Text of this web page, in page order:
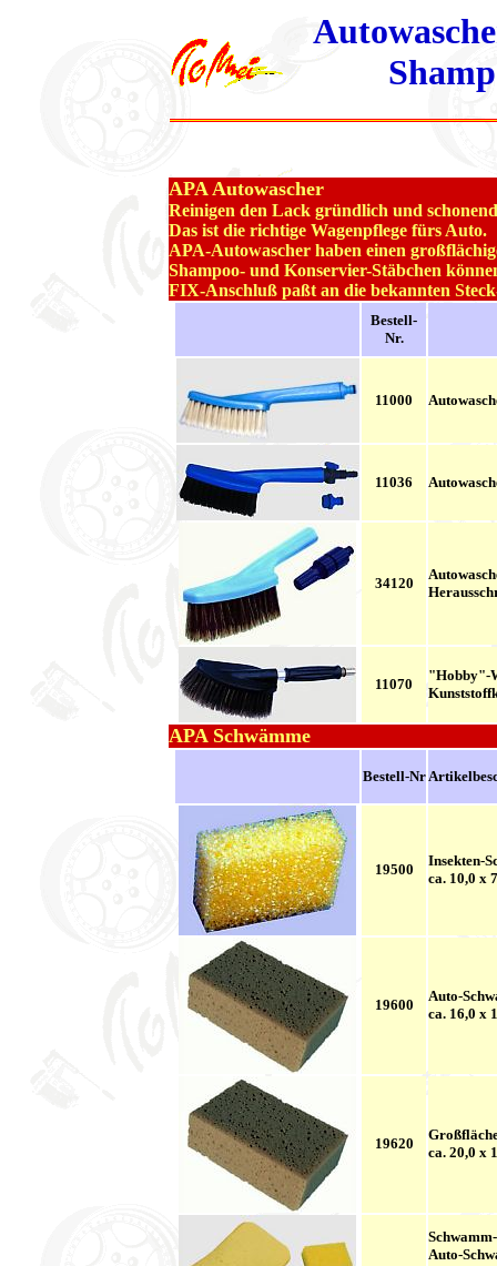
APA Autowascher
Reinigen den Lack gründlich und
Das ist die richtige Wagenpflege fürs Auto.
APA-Autowascher haben einen
Shampoo- und Konservier-Stäbchen
FIX-Anschluß paßt an die bekannten
Bestell-
Nr.
11000
11036
34120
11070
"Hobby"-
APA Schwämme
Bestell-Nr
19500
Insekten-
ca. 10,0 x
19600
Auto-
ca. 16,0 x
19620
ca. 20,0 x
Auto-